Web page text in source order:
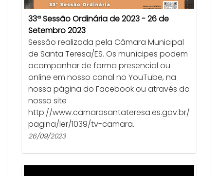
33ª Sessão Ordinária de 2023 - 26 de
Setembro 2023
Sessão realizada pela Câmara Municipal
de Santa Teresa/ES. Os munícipes podem
acompanhar de forma presencial ou
online em nosso canal no YouTube, na
nossa página do Facebook ou através do
nosso site
http://www.camarasantateresa.es.gov.br/
pagina/ler/1039/tv-camara.
26/09/2023